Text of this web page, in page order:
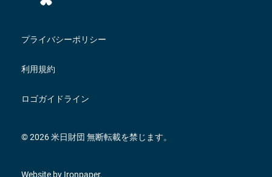
プライバシーポリシー
利用規約
ロゴガイドライン
© 2026 米日財団 無断転載を禁じます。
Website by Ironpaper.